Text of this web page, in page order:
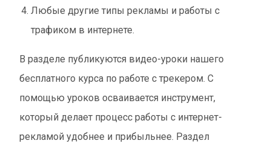
Любые другие типы рекламы и работы с
трафиком в интернете.
В разделе публикуются видео-уроки нашего
бесплатного курса по работе с трекером. С
помощью уроков осваивается инструмент,
который делает процесс работы с интернет-
рекламой удобнее и прибыльнее. Раздел